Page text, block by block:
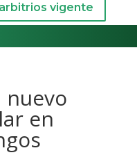
vigente
nuevo
en